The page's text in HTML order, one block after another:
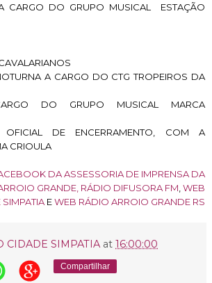
CARGO DO GRUPO MUSICAL ESTAÇÃO
A CARGO DO CTG TROPEIROS DA
DO GRUPO MUSICAL MARCA
OFICIAL DE ENCERRAMENTO, COM A
CRIOULA
DA ASSESSORIA DE IMPRENSA DA
GRANDE RÁDIO DIFUSORA FM WEB
EWEB RÁDIO ARROIO GRANDE RS
CIDADE SIMPATIA at 16:00:00
Compartilhar